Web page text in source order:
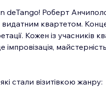
deTango! Роберт
видатним квартетом.
Кожен із учасників
стали візитівкою жанру: